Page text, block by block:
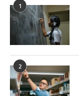
1
2